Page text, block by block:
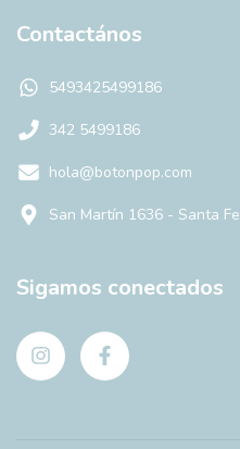
Contactános
5493425499186
342 5499186
hola@botonpop.com
San Martín 1636 - Santa Fe
Sigamos conectados